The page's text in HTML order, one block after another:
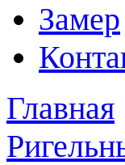
Замер
Главная